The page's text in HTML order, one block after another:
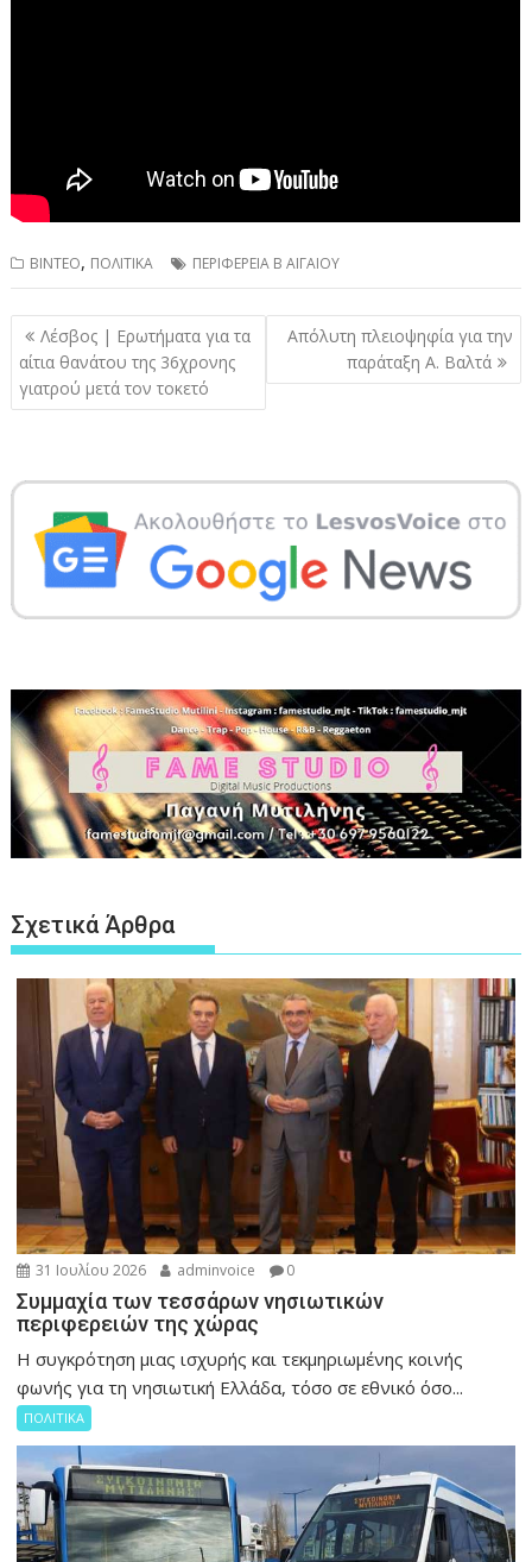
ΒΙΝΤΕΟ, ΠΟΛΙΤΙΚΑ ΠΕΡΙΦΕΡΕΙΑ Β ΑΙΓΑΙΟΥ
Πλοήγηση
άρθρων
Λέσβος | Ερωτήματα για τα
αίτια θανάτου της 36χρονης
γιατρού μετά τον τοκετό
Απόλυτη πλειοψηφία για την
παράταξη Α. Βαλτά
Σχετικά Άρθρα
31 Ιουλίου 2026 adminvoice 0
Συμμαχία των τεσσάρων νησιωτικών
περιφερειών της χώρας
Η συγκρότηση μιας ισχυρής και τεκμηριωμένης κοινής
φωνής για τη νησιωτική Ελλάδα, τόσο σε εθνικό όσο...
ΠΟΛΙΤΙΚΑ